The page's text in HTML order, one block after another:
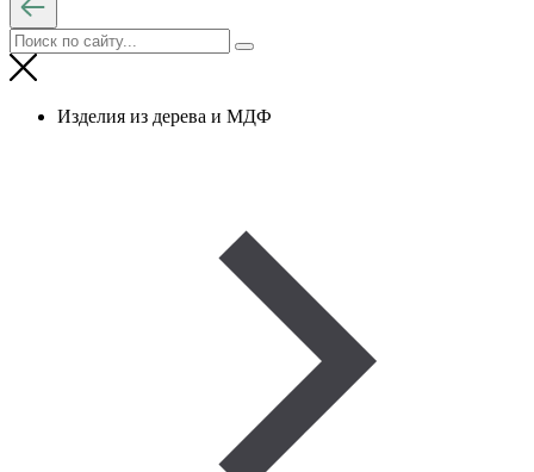
Изделия из дерева и МДФ